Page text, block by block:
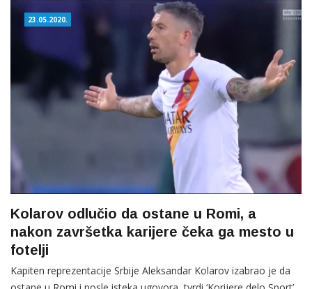
23.05.2020.
Kolarov odlučio da ostane u Romi, a
nakon završetka karijere čeka ga mesto u
fotelji
Kapiten reprezentacije Srbije Aleksandar Kolarov izabrao je da